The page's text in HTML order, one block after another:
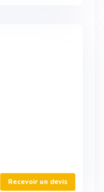
Recevoir un devis